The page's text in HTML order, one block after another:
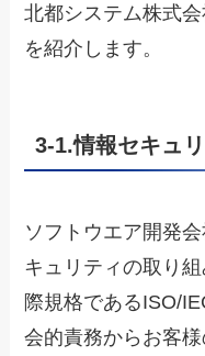
北都システム株式
を紹介します。
3-1.情報セキュ
ソフトウエア開発
キュリティの取り
際規格であるISO/
会的責務からお客